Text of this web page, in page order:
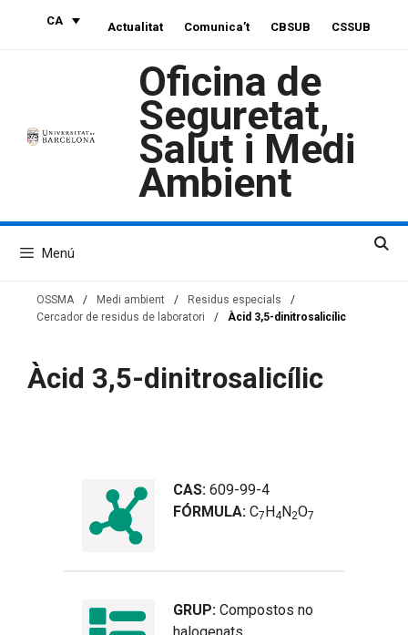
CA Actualitat Comunica’t CBSUB CSSUB
Oficina de
Seguretat,
Salut i Medi
Ambient
Menú
OSSMA / Medi ambient / Residus especials
/
Cercador de residus de laboratori
/ Àcid 3,5-dinitrosalicílic
Àcid 3,5-dinitrosalicílic
CAS: 609-99-4
FÓRMULA: C7H4N2O7
GRUP: Compostos no
halogenats